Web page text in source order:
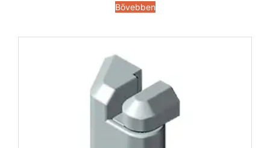
Bővebben